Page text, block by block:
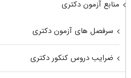
منابع آزمون دکتری
سرفصل های آزمون دکتری
ضرایب دروس کنکور دکتری